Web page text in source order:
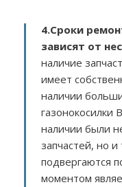
4.Сроки
зависят от
наличие
имеет
наличии
газонокосилки
наличии были
запчастей, но
подвергаются
моментом